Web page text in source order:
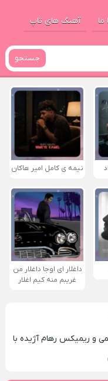
ما آهنگ های تاپ
جستجو
نیمه ی کامل امیر هاکان
داغلار ای اوجا داغلار من
غریبم منه کیم اغلار
و ریمیکس رهام آژیده با